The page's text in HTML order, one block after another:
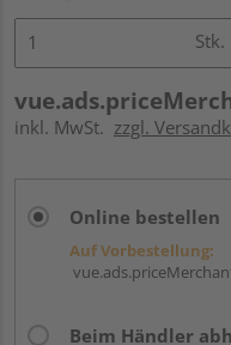
Stk.
inkl. MwSt. zzgl.
Online bestellen
Auf Vorbestellung:
Beim Händler